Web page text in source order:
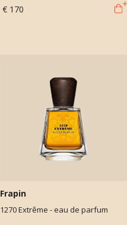
€ 170
Frapin
1270 Extrême - eau de parfum